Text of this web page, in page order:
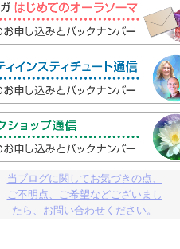
当ブログに関してお気づきの点、
ご不明点、ご希望などございまし
たら、お問い合わせください。